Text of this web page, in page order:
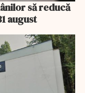
să reducă
august